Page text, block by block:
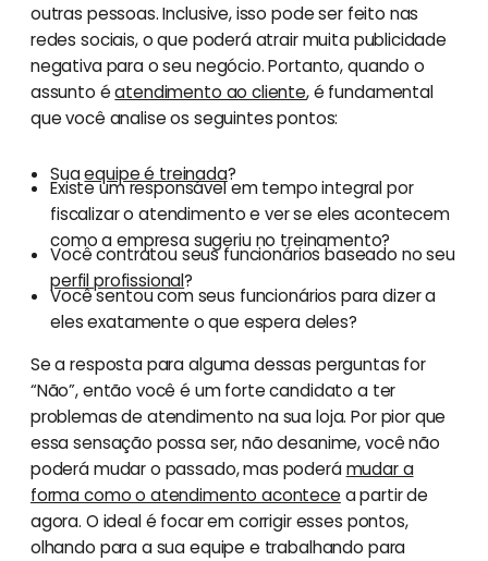
outras pessoas. Inclusive, isso pode ser feito nas
redes sociais, o que poderá atrair muita publicidade
negativa para o seu negócio. Portanto, quando o
assunto éatendimento ao cliente, é fundamental
que você analise os seguintes pontos:
Suaequipe é treinada?
Existe um responsável em tempo integral por
fiscalizar o atendimento e ver se eles acontecem
como a empresa sugeriu no treinamento?
Você contratou seus funcionários baseado no seu
perfil profissional?
Você sentou com seus funcionários para dizer a
eles exatamente o que espera deles?
Se a resposta para alguma dessas perguntas for
“Não”, então você é um forte candidato a ter
problemas de atendimento na sua loja. Por pior que
essa sensação possa ser, não desanime, você não
poderá mudar o passado, mas poderámudar a
forma como o atendimento acontece a partir de
agora. O ideal é focar em corrigir esses pontos,
olhando para a sua equipe e trabalhando para